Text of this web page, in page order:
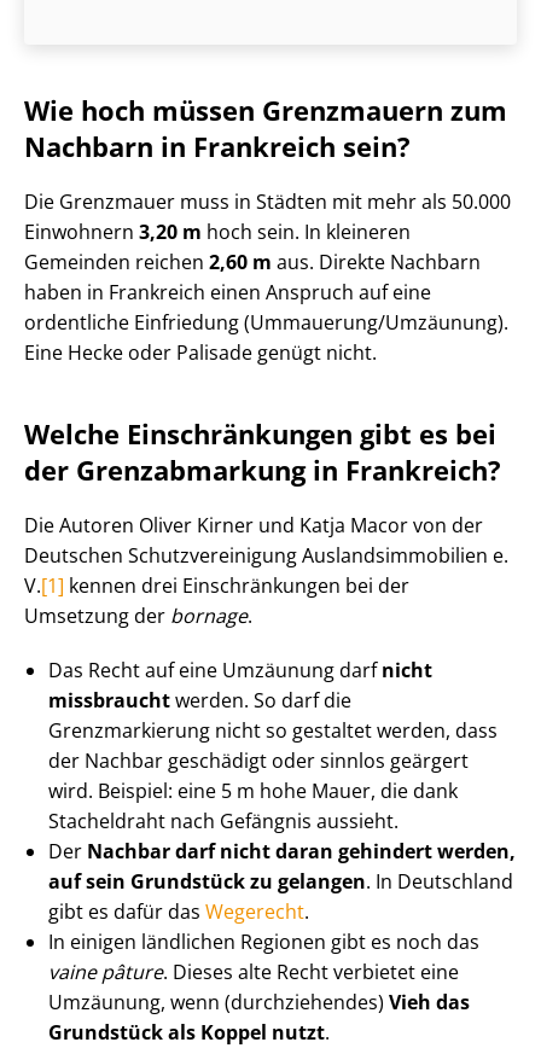
Wie hoch müssen Grenzmauern zum
Nachbarn in Frankreich sein?
Die Grenzmauer muss in Städten mit mehr als 50.000
Einwohnern 3,20 m hoch sein. In kleineren
Gemeinden reichen 2,60 m aus. Direkte Nachbarn
haben in Frankreich einen Anspruch auf eine
ordentliche Einfriedung (Ummauerung/Umzäunung).
Eine Hecke oder Palisade genügt nicht.
Welche Einschränkungen gibt es bei
der Grenzabmarkung in Frankreich?
Die Autoren Oliver Kirner und Katja Macor von der
Deutschen Schutz­ver­ei­ni­gung Aus­lands­im­mo­bi­li­en e.
V.[1] kennen drei Einschränkungen bei der
Umsetzung der bornage.
Das Recht auf eine Umzäunung darfnicht
missbrauchtwerden. So darf die
Grenzmarkierung nicht so gestaltet werden, dass
der Nachbar geschädigt oder sinnlos geärgert
wird. Beispiel: eine 5 m hohe Mauer, die dank
Stacheldraht nach Gefängnis aussieht.
Der Nachbar darf nicht daran gehindert werden,
auf sein Grundstück zu gelangen. In Deutschland
gibt es dafür das Wegerecht.
In einigen ländlichen Regionen gibt es noch das
vaine pâture. Dieses alte Recht verbietet eine
Umzäunung, wenn (durchziehendes) Vieh das
Grundstück als Koppel nutzt.